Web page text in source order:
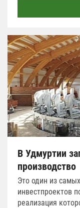
В Удмуртии
производство
Это один из
инвестпроектов
реализация